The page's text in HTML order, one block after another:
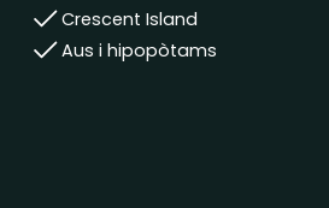
Crescent Island
Aus i hipopòtams